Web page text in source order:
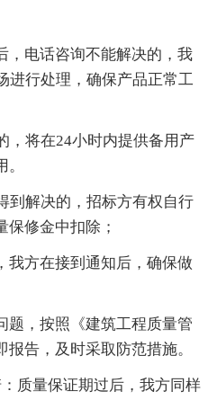
电话咨询不能解决的，我
进行处理，确保产品正常工
将在24小时内提供备用产
解决的，招标方有权自行
保修金中扣除；
方在接到通知后，确保做
，按照《建筑工程质量管
告，及时采取防范措施。
量保证期过后，我方同样